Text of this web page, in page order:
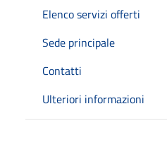
Elenco servizi offerti
Sede principale
Contatti
Ulteriori informazioni